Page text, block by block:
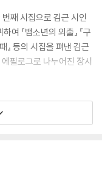
째 시집으로 김근 시인
여 『뱀소년의 외출』 『구
』 등의 시집을 펴낸 김근
필로그로 나누어진 장시
는 언어들
자리인지 시작하는 자리